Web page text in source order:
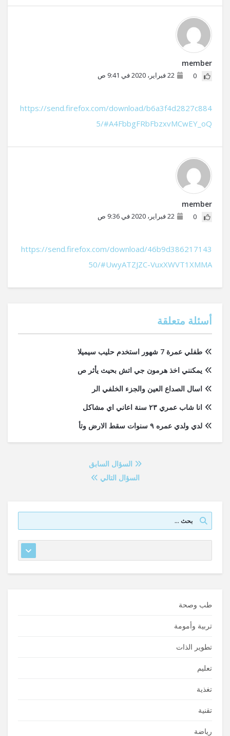
member
0 22 فبراير، 2020 في 9:41 ص
https://send.firefox.com/download/b6a3f4d2827c884
5/#A4FbbgFRbFbzxvMCwEY_oQ
member
0 22 فبراير، 2020 في 9:36 ص
https://send.firefox.com/download/46b9d386217143
50/#UwyATZJZC-VuxXWVT1XMMA
أسئلة متعلقة
طفلي عمرة 7 شهور استخدم حليب سيميلا
يمكنني اخذ هرمون جي اتش بحيث يأثر ص
اسال الصداع العين والجزء الخلفي الر
انا شاب عمري ٢٣ سنة اعاني اي مشاكل
لدي ولدي عمره ٩ سنوات سقط الارض وتأ
السؤال السابق
السؤال التالي
طب وصحة
تربية وأمومة
تطوير الذات
تعليم
تغذية
تقنية
رياضة